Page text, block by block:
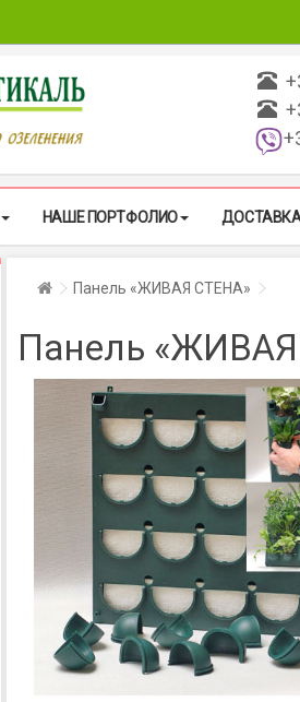
+38
НАШЕ ПОРТФОЛИО
Главная
Панель «ЖИВАЯ СТЕНА»
Панель